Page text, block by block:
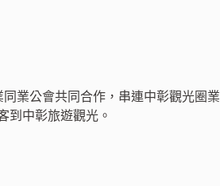
業公會共同合作，串連中彰觀光圈業
到中彰旅遊觀光。